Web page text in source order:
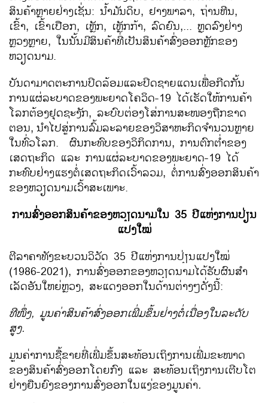
ສິນຄ້າ​ຫຼາຍ​ຢ່າງ​ເຊັ່ນ: ນ້ຳມັນ​ດິບ, ຢາງພາລາ, ຖ່ານ​ຫີນ, ​
ເຂົ້າ, ​ເຂົ້າ​ເປືອກ, ​ເຫຼັກ, ​ເຫຼັກກ້າ, ລົດຍົນ,... ຫຼຸດ​ລົງ​ຢ່າງ​
ຫຼວງ​ຫຼາຍ, ​ໃນ​ນັ້​ນມີສິນຄ້າທີ່​ເປັນ​ສິນຄ້າ​ສົ່ງອອກ​ຫຼັກ​ຂອງ​
ຫວຽດນາມ.
ບັນດາ​ມາດ​ຕະການ​ປິດ​ລ້ອມ​ແລະ​ປິດ​ຊາຍ​​ແດ​ນ​ເພື່ອ​ກີດ​ກັ້ນ​
ການ​ແຜ່​ລະບາດ​ຂອງພະຍາດ​ໂຄ​ວິດ-19 ​ໄດ້​ເຮັດ​ໃຫ້ການ​ຄ້າ​
ໂລກ​ຕ້ອງ​ຢຸດ​ຊະ​ງັກ, ລະບົບ​ຕ່ອງ​ໂສ່ການ​ສະໜອງ​ຖືກ​ຂາດ​
ຕອນ, ນໍາໄປສູ່ການລົ້ມລະລາຍຂອງ​ວິ​ສາ​ຫະກິດຈໍານວນຫຼາຍ
ໃນທົ່ວໂລກ. ຜົນ​ກະທົບ​ຂອງ​ວິ​ກິດ​ການ, ການຕົກຕ່ຳຂອງ
ເສດຖະກິດ ​ແລະ ການ​ແຜ່​ລະບາດຂອງ​ພະຍາດ-19 ​ໄດ້​
ກະທົບ​ຢ່າງ​ແຮງ​ຕໍ່​ເສດຖະກິດ​ເວົ້າ​ລວມ, ຕໍ່​ການສົ່ງອອກສິນຄ້າ​
ຂອງ​ຫວຽດນາມ​ເວົ້າ​ສະ​ເພາະ.
ການສົ່ງອອກສິນຄ້າຂອງ​ຫວຽດນາມ​ໃນ 35 ປີ​ແຫ່ງ​ການ​ປ່ຽນ​
ແປງ​ໃໝ່
ຕີ​ລາຄາ​ທັງ​ຂະ​ບວນວິວັດ 35 ປີ​ແຫ່​ງການ​ປ່ຽນ​ແປງ​ໃໝ່
(1986-2021), ການ​ສົ່ງ​ອອກ​ຂອງ​ຫວຽດນາມ​ໄດ້​ຮັບ​ຜົນສຳ​
ເລັດ​ອັນ​ໃຫຍ່​ຫຼວງ, ສະ​ແດງ​ອອກ​ໃນ​ດ້ານ​ຕ່າງໆ​ດັ່ງ​ນີ້:
ທີ​ໜຶ່ງ, ມູນ​ຄ່າ​ສິນຄ້າ​ສົ່ງ​ອອກ​ເພີ່ມ​ຂຶ້ນ​ຢ່າງ​ຕໍ່​ເນື່ອງ​ໃນ​ລະດັບ​
ສູງ.
​ມູນ​ຄ່າການ​ຊື້​ຂາຍທີ່​ເພີ່ມ​ຂຶ້ນ​ສະທ້ອນ​ເຖິງ​ການ​ເພີ່ມ​ຂະໜາດ​
ຂອງ​ສິນຄ້າ​ສົ່ງ​ອອກ​ໂດຍ​ກົງ ​ແລະ ສະທ້ອນ​ເຖິງ​ການ​ເຕີບ​ໂຕ​
ຢ່າງ​ຍືນ​ຍົງ​ຂອງ​ການ​ສົ່ງ​ອອກ​ໃນ​ແງ່​ຂອງ​ມູນ​ຄ່າ.